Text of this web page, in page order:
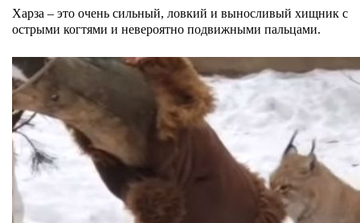
Харза – это очень сильный, ловкий и выносливый хищник с
острыми когтями и невероятно подвижными пальцами.